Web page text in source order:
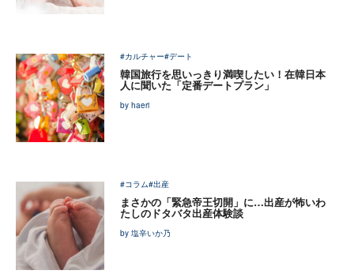
#カルチャー#デート
韓国旅行を思いっきり満喫したい！在韓日本
人に聞いた「定番デートプラン」
by haeri
#コラム#出産
まさかの「緊急帝王切開」に…出産が怖いわ
たしのドタバタ出産体験談
by 塩辛いか乃